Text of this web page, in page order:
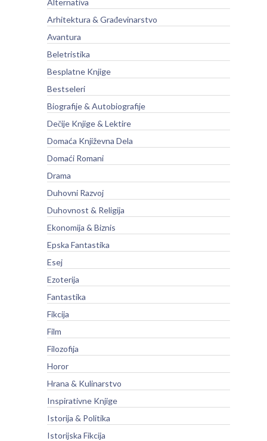
Alternativa
Arhitektura & Građevinarstvo
Avantura
Beletristika
Besplatne Knjige
Bestseleri
Biografije & Autobiografije
Dečije Knjige & Lektire
Domaća Književna Dela
Domaći Romani
Drama
Duhovni Razvoj
Duhovnost & Religija
Ekonomija & Biznis
Epska Fantastika
Esej
Ezoterija
Fantastika
Fikcija
Film
Filozofija
Horor
Hrana & Kulinarstvo
Inspirativne Knjige
Istorija & Politika
Istorijska Fikcija